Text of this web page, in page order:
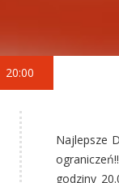
20:00
Najlepsze
godziny